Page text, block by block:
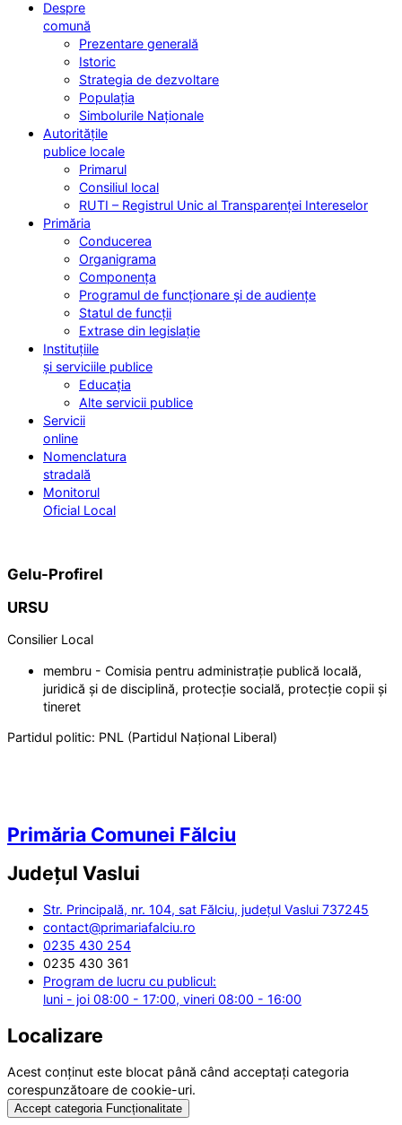
Despre
comună
Prezentare generală
Istoric
Strategia de dezvoltare
Populația
Simbolurile Naționale
Autoritățile
publice locale
Primarul
Consiliul local
RUTI – Registrul Unic al Transparenței Intereselor
Primăria
Conducerea
Organigrama
Componența
Programul de funcționare și de audiențe
Statul de funcții
Extrase din legislație
Instituțiile
și serviciile publice
Educația
Alte servicii publice
Servicii
online
Nomenclatura
stradală
Monitorul
Oficial Local
Gelu-Profirel
URSU
Consilier Local
membru - Comisia pentru administrație publică locală,
juridică și de disciplină, protecție socială, protecție copii și
tineret
Partidul politic: PNL (Partidul Național Liberal)
Primăria Comunei Fălciu
Județul Vaslui
Str. Principală, nr. 104, sat Fălciu, județul Vaslui 737245
contact@primariafalciu.ro
0235 430 254
0235 430 361
Program de lucru cu publicul:
luni - joi 08:00 - 17:00, vineri 08:00 - 16:00
Localizare
Acest conținut este blocat până când acceptați categoria
corespunzătoare de cookie-uri.
Accept categoria Funcționalitate